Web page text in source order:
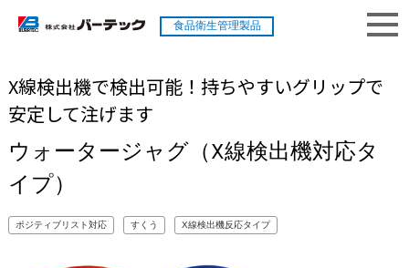
食品衛生管理製品
X線検出機で検出可能！持ちやすいグリップで
安定して注げます
ウォータージャグ（X線検出機対応タ
イプ）
ポジティブリスト対応 すくう X線検出機反応タイプ